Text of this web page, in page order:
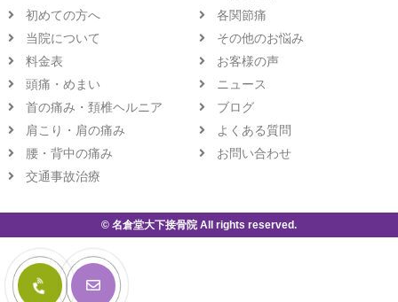
初めての方へ
当院について
料金表
頭痛・めまい
首の痛み・頚椎ヘルニア
肩こり・肩の痛み
腰・背中の痛み
交通事故治療
各関節痛
その他のお悩み
お客様の声
ニュース
ブログ
よくある質問
お問い合わせ
© 名倉堂大下接骨院 All rights reserved.